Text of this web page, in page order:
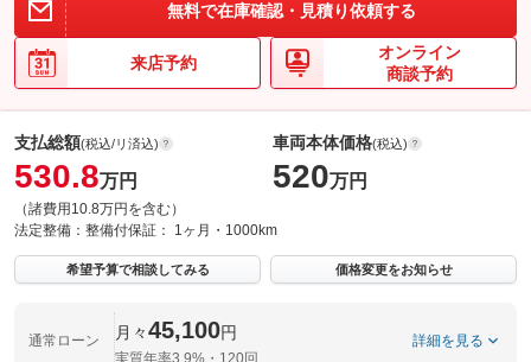
無料で在庫確認・見積り依頼する
来店予約
オンライン
商談予約
支払総額(税込/リ済込)
530.8万円
（諸費用10.8万円を含む）
車両本体価格(税込)
520万円
法定整備： 整備付保証： 1ヶ月・1000km
希望予算で相談してみる 価格変更をお知らせ
通常ローン 月々45,100円
実質年率3.9%・120回
詳細を見る